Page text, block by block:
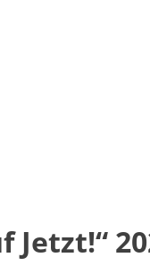
Jetzt!“